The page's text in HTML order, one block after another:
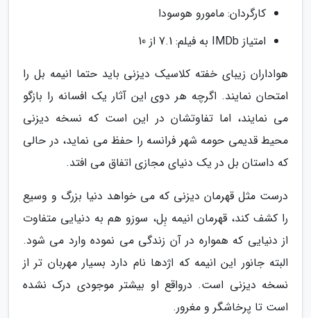
کارگردان: مامورو هوسودا
امتیاز IMDb به فیلم: 7.1 از 10
هواداران زیبای خفته کلاسیک دیزنی باید حتما انیمه بل را
امتحان نمایند. اگرچه هر دوی این آثار یک افسانه را بازگو
می نمایند، اما تفاوتشان در این است که نسخه دیزنی
محیط قدیمی حومه شهر فرانسه را حفظ می نماید، در حالی
که داستان بل در یک دنیای مجازی اتفاق می افتد.
درست مثل قهرمان دیزنی که می خواهد دنیا بزرگ و وسیع
را کشف کند، قهرمان انیمه بِل، سوزو هم به دنیایی متفاوت
از دنیایی که همواره در آن زندگی می نموده وارد می شود.
البته جانور این انیمه که اژدها نام دارد بسیار مهربان تر از
نسخه دیزنی است. درواقع او بیشتر موجودی درک نشده
است تا پرخاشگر و مغرور.